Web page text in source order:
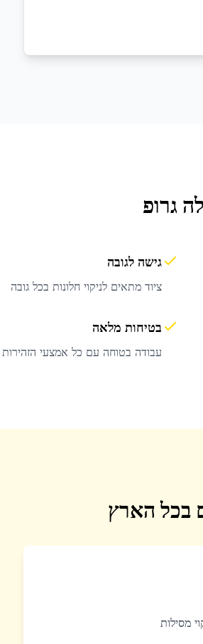
גרופ
גישה לגובה
ציוד מתאים לניקוי חלונות בכל גובה
בטיחות מלאה
עבודה בטוחה עם כל אמצעי הזהירות
בכל הארץ
מסילות